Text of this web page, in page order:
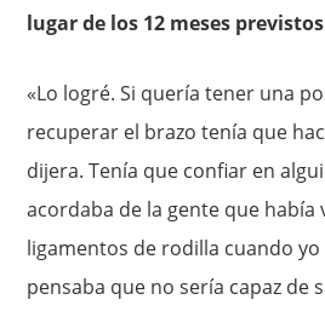
lugar de los 12 meses
«Lo logré. Si quería tener una
recuperar el brazo tenía que
dijera. Tenía que confiar en
acordaba de la gente que
ligamentos de rodilla cuando
pensaba que no sería capaz de